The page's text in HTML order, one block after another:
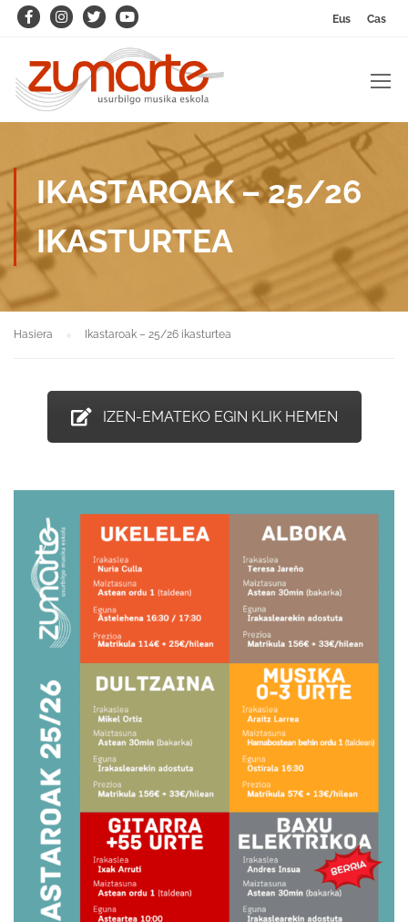
Eus Cas
IKASTAROAK – 25/26
IKASTURTEA
Hasiera Ikastaroak – 25/26 ikasturtea
IZEN-EMATEKO EGIN KLIK HEMEN